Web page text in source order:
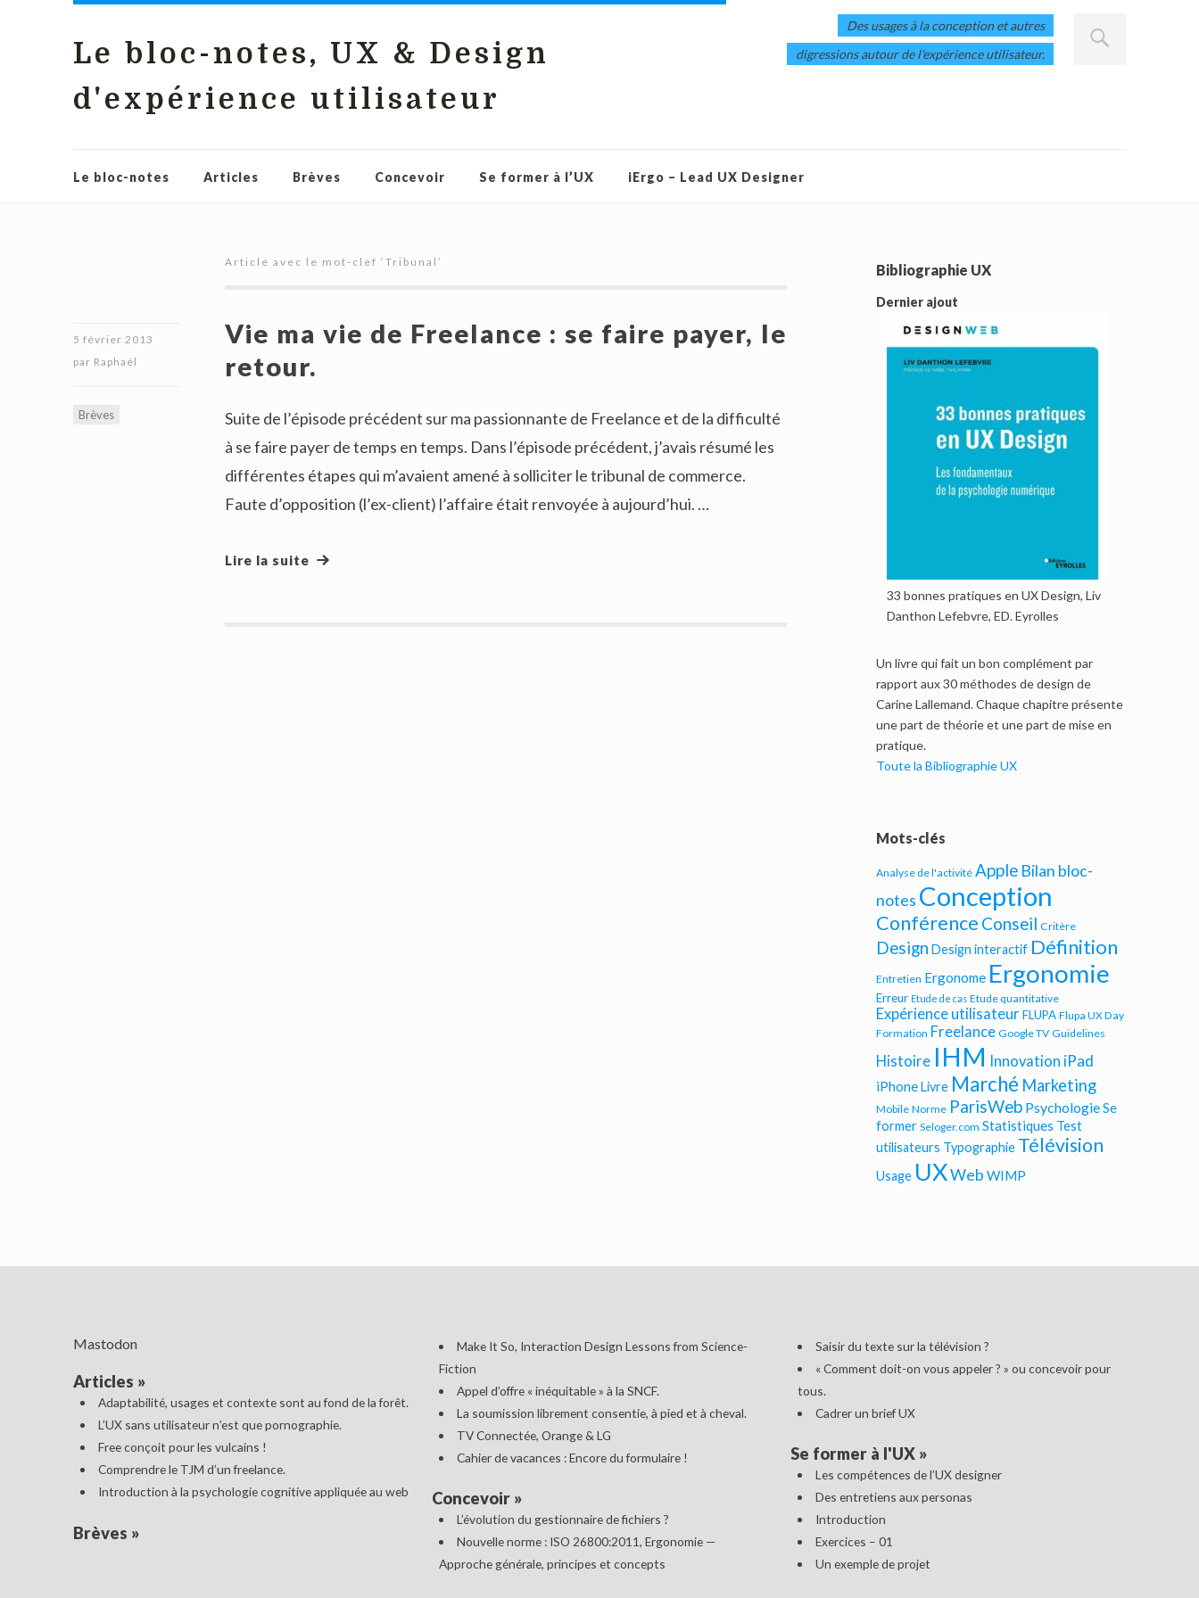
Le bloc-notes, UX & Design
d'expérience utilisateur
Des usages à la conception et autres
digressions autour de l'expérience utilisateur.
Le bloc-notes Articles Brèves Concevoir Se former à l’UX iErgo – Lead UX Designer
Article avec le mot-clef ‘ Tribunal ’
5 février 2013
par Raphaël
Brèves
Vie ma vie de Freelance : se faire payer, le
retour.
Suite de l’épisode précédent sur ma passionnante de Freelance et de la difficulté
à se faire payer de temps en temps. Dans l’épisode précédent, j’avais résumé les
différentes étapes qui m’avaient amené à solliciter le tribunal de commerce.
Faute d’opposition (l’ex-client) l’affaire était renvoyée à aujourd’hui. …
Lire la suite
Bibliographie UX
Dernier ajout
33 bonnes pratiques en UX Design, Liv
Danthon Lefebvre, ED. Eyrolles
Un livre qui fait un bon complément par
rapport aux 30 méthodes de design de
Carine Lallemand. Chaque chapitre présente
une part de théorie et une part de mise en
pratique.
Toute la Bibliographie UX
Mots-clés
Analyse de l'activité Apple Bilan bloc-
notes Conception
Conférence Conseil Critère
Design Design interactif Définition
Entretien Ergonome Ergonomie
Erreur Etude de cas Etude quantitative
Expérience utilisateur FLUPA Flupa UX Day
Formation Freelance Google TV Guidelines
Histoire IHM Innovation iPad
iPhoneLivre Marché Marketing
Mobile Norme ParisWeb PsychologieSe
former Seloger.com Statistiques Test
utilisateurs Typographie Télévision
Usage UXWeb WIMP
Mastodon
Articles »
Adaptabilité, usages et contexte sont au fond de la forêt.
L’UX sans utilisateur n’est que pornographie.
Free conçoit pour les vulcains !
Comprendre le TJM d’un freelance.
Introduction à la psychologie cognitive appliquée au web
Brèves »
Make It So, Interaction Design Lessons from Science-
Fiction
Appel d’offre « inéquitable » à la SNCF.
La soumission librement consentie, à pied et à cheval.
TV Connectée, Orange & LG
Cahier de vacances : Encore du formulaire !
Concevoir»
L’évolution du gestionnaire de fichiers ?
Nouvelle norme : ISO 26800:2011, Ergonomie —
Approche générale, principes et concepts
Saisir du texte sur la télévision ?
« Comment doit-on vous appeler ? » ou concevoir pour
tous.
Cadrer un brief UX
Se former à l'UX»
Les compétences de l’UX designer
Des entretiens aux personas
Introduction
Exercices – 01
Un exemple de projet